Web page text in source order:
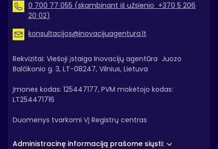
0 700 77 055 (skambinant iš užsienio +370 5 206
20 02)
konsultacijos@inovacijuagentura.lt
Rekvizitai: Viešoji įstaiga Inovacijų agentūra Juozo
Balčikonio g. 3, LT-08247, Vilnius, Lietuva
Įmonės kodas: 125447177, PVM mokėtojo kodas:
LT254471716
Duomenys tvarkomi VĮ Registrų centras
Administracinę informaciją prašome siųsti: